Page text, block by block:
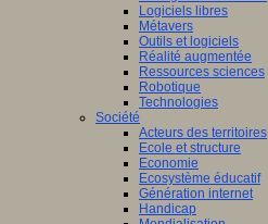
Logiciels libres
Métavers
Outils et logiciels
Réalité augmentée
Ressources sciences
Robotique
Technologies
Société
Acteurs des territoires
Ecole et structure
Economie
Ecosystème éducatif
Génération internet
Handicap